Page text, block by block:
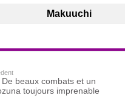
Makuuchi
beaux combats et un
toujours imprenable